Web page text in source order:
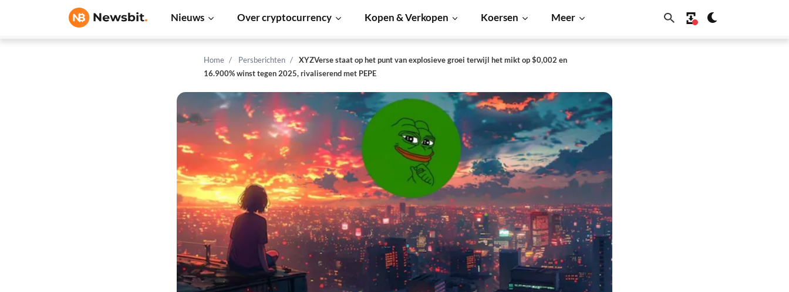
Nieuws Over cryptocurrency Kopen & Verkopen Koersen Meer
Home Persberichten
XYZVerse staat op het punt van explosieve groei terwijl het mikt op $0,002 en
16.900% winst tegen 2025, rivaliserend met PEPE